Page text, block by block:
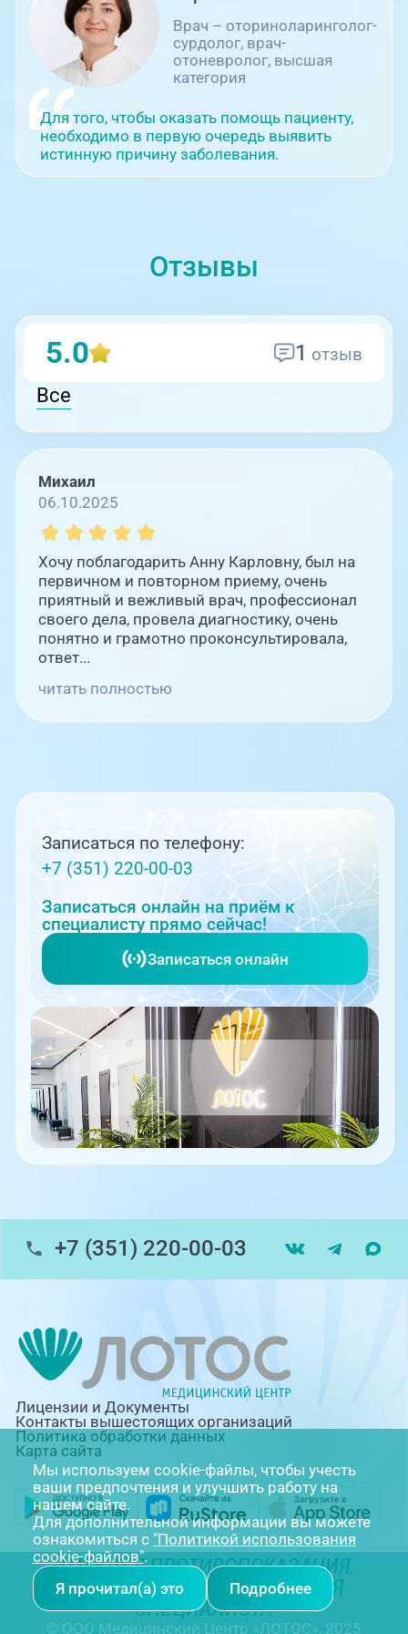
головокружением и
неустойчивостью"
2025Аккредитация в ФГБОУ ДПО
РМАНПО Минздрава России по
специальности
действующая до 14.11.2030
2026Профессиональная переподготовка
"Специалист в области
слухопротезирования
(сурдоакустик)" ГК "Исток-Аудио"
Для того, чтобы оказать помощь пациенту,
необходимо в первую очередь выявить
истинную причину заболевания.
Врач – оториноларинголог-
сурдолог, врач-
отоневролог, высшая
категория
Отзывы
5.0 1 отзыв
Все
Михаил
06.10.2025
Хочу поблагодарить Анну Карловну, был на
первичном и повторном приему, очень
приятный и вежливый врач, профессионал
своего дела, провела диагностику, очень
понятно и грамотно проконсультировала,
ответ...
читать полностью
Записаться по телефону:
+7 (351) 220-00-03
Записаться онлайн на приём к
специалисту прямо сейчас!
Записаться онлайн
+7 (351) 220-00-03
Лицензии и Документы
Контакты вышестоящих организаций
Политика обработки данных
Карта сайта
ИМЕЮТСЯ ПРОТИВОПОКАЗАНИЯ.
НЕОБХОДИМА КОНСУЛЬТАЦИЯ
СПЕЦИАЛИСТА
© ООО Медицинский Центр «ЛОТОС», 2025
Мы используем cookie-файлы, чтобы учесть
ваши предпочтения и улучшить работу на
нашем сайте.
Для дополнительной информации вы можете
ознакомиться с "Политикой использования
cookie-файлов".
Я прочитал(а) это
Подробнее